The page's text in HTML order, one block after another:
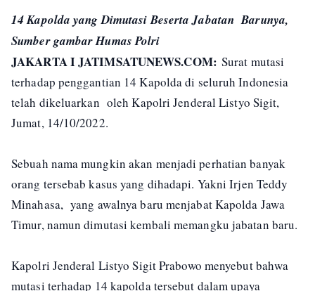
14 Kapolda yang Dimutasi Beserta Jabatan Barunya,
Sumber gambar Humas Polri
JAKARTA I JATIMSATUNEWS.COM: Surat mutasi
terhadap penggantian 14 Kapolda di seluruh Indonesia
telah dikeluarkan oleh Kapolri Jenderal Listyo Sigit,
Jumat, 14/10/2022.
Sebuah nama mungkin akan menjadi perhatian banyak
orang tersebab kasus yang dihadapi. Yakni Irjen Teddy
Minahasa, yang awalnya baru menjabat Kapolda Jawa
Timur, namun dimutasi kembali memangku jabatan baru.
Kapolri Jenderal Listyo Sigit Prabowo menyebut bahwa
mutasi terhadap 14 kapolda tersebut dalam upaya